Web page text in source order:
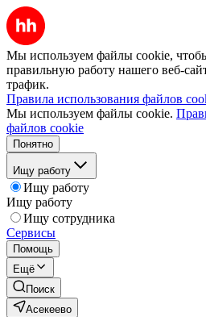
Мы используем файлы cookie,
правильную работу нашего веб-
трафик.
Правила использования файлов
Мы используем файлы cookie.
файлов cookie
Понятно
Ищу работу
Ищу работу
Ищу работу
Ищу сотрудника
Сервисы
Помощь
Ещё
Поиск
Асекеево